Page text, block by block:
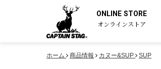
ONLINE STORE
オンラインストア
ホーム 商品情報 カヌー&SUP SUP